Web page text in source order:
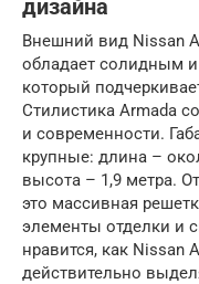
дизайна
Внешний вид Nissan
обладает солидным
который
Стилистика Armada
и современности.
крупные: длина –
высота – 1,9 метра.
это массивная
элементы отделки и
нравится, как Nissan
действительно